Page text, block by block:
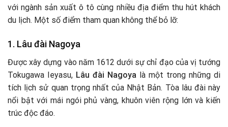
với ngành sản xuất ô tô cùng nhiều địa điểm thu hút khách
du lịch. Một số điểm tham quan không thể bỏ lỡ:
1. Lâu đài Nagoya
Được xây dựng vào năm 1612 dưới sự chỉ đạo của vị tướng
Tokugawa Ieyasu, Lâu đài Nagoya là một trong những di
tích lịch sử quan trọng nhất của Nhật Bản. Tòa lâu đài này
nổi bật với mái ngói phủ vàng, khuôn viên rộng lớn và kiến
trúc độc đáo.